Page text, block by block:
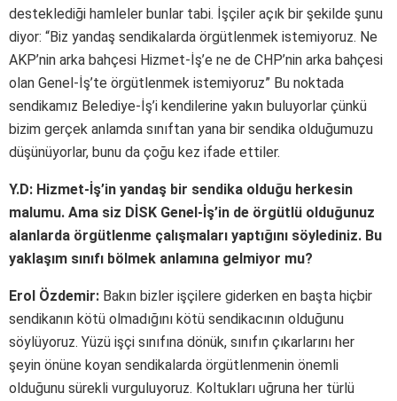
desteklediği hamleler bunlar tabi. İşçiler açık bir şekilde şunu
diyor: “Biz yandaş sendikalarda örgütlenmek istemiyoruz. Ne
AKP’nin arka bahçesi Hizmet-İş’e ne de CHP’nin arka bahçesi
olan Genel-İş’te örgütlenmek istemiyoruz” Bu noktada
sendikamız Belediye-İş’i kendilerine yakın buluyorlar çünkü
bizim gerçek anlamda sınıftan yana bir sendika olduğumuzu
düşünüyorlar, bunu da çoğu kez ifade ettiler.
Y.D: Hizmet-İş’in yandaş bir sendika olduğu herkesin
malumu. Ama siz DİSK Genel-İş’in de örgütlü olduğunuz
alanlarda örgütlenme çalışmaları yaptığını söylediniz. Bu
yaklaşım sınıfı bölmek anlamına gelmiyor mu?
Erol Özdemir: Bakın bizler işçilere giderken en başta hiçbir
sendikanın kötü olmadığını kötü sendikacının olduğunu
söylüyoruz. Yüzü işçi sınıfına dönük, sınıfın çıkarlarını her
şeyin önüne koyan sendikalarda örgütlenmenin önemli
olduğunu sürekli vurguluyoruz. Koltukları uğruna her türlü